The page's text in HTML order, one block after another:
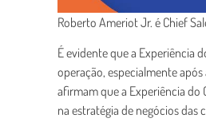
Roberto Ameriot Jr. é Chief
É evidente que a Experiência
operação, especialmente
afirmam que a Experiência
na estratégia de negócios das